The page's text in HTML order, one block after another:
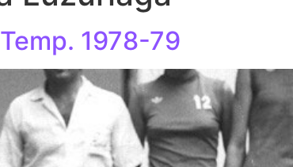
1978-79